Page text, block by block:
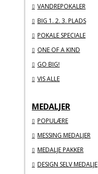
VANDREPOKALER
BIG 1. 2. 3. PLADS
POKALE SPECIALE
ONE OF A KIND
GO BIG!
VIS ALLE
MEDALJER
POPULÆRE
MESSING MEDALJER
MEDALJE PAKKER
DESIGN SELV MEDALJE